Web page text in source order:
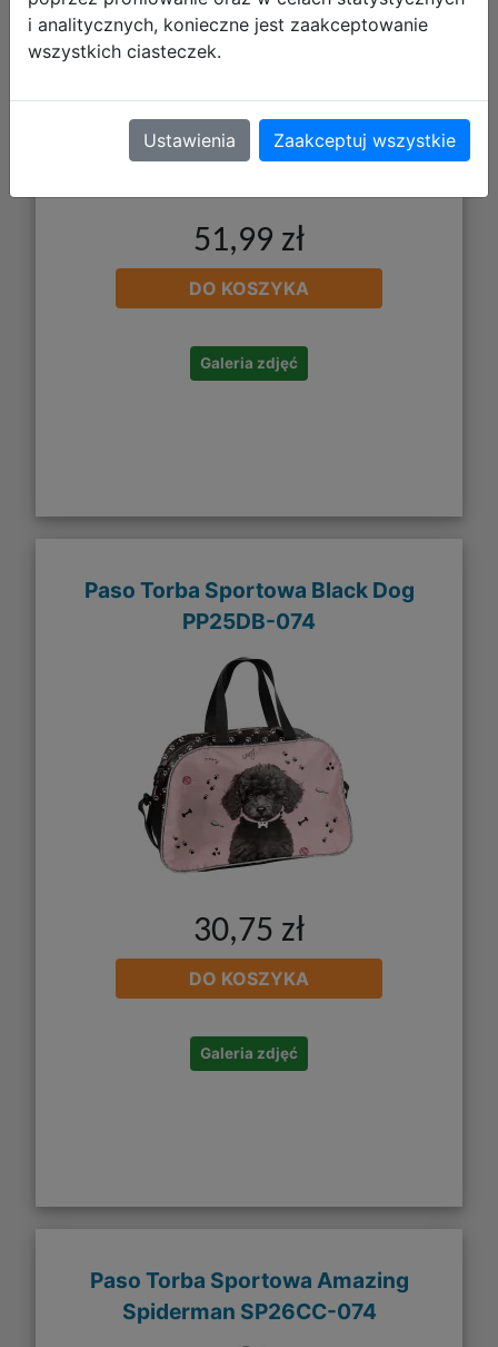
51,99 zł
DO KOSZYKA
Galeria zdjęć
Paso Torba Sportowa Black Dog
PP25DB-074
30,75 zł
DO KOSZYKA
Galeria zdjęć
Paso Torba Sportowa Amazing
Spiderman SP26CC-074
i analitycznych, konieczne jest zaakceptowanie
wszystkich ciasteczek.
Ustawienia Zaakceptuj wszystkie